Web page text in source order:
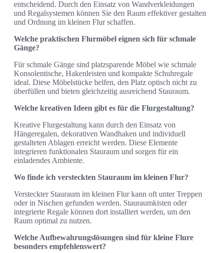
entscheidend. Durch den Einsatz von Wandverkleidungen
und Regalsystemen können Sie den Raum effektiver gestalten
und Ordnung im kleinen Flur schaffen.
Welche praktischen Flurmöbel eignen sich für schmale
Gänge?
Für schmale Gänge sind platzsparende Möbel wie schmale
Konsolentische, Hakenleisten und kompakte Schuhregale
ideal. Diese Möbelstücke helfen, den Platz optisch nicht zu
überfüllen und bieten gleichzeitig ausreichend Stauraum.
Welche kreativen Ideen gibt es für die Flurgestaltung?
Kreative Flurgestaltung kann durch den Einsatz von
Hängeregalen, dekorativen Wandhaken und individuell
gestalteten Ablagen erreicht werden. Diese Elemente
integrieren funktionalen Stauraum und sorgen für ein
einladendes Ambiente.
Wo finde ich versteckten Stauraum im kleinen Flur?
Versteckter Stauraum im kleinen Flur kann oft unter Treppen
oder in Nischen gefunden werden. Stauraumkisten oder
integrierte Regale können dort installiert werden, um den
Raum optimal zu nutzen.
Welche Aufbewahrungslösungen sind für kleine Flure
besonders empfehlenswert?